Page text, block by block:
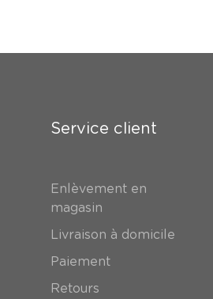
Service client
Enlèvement en
magasin
Livraison à domicile
Paiement
Retours